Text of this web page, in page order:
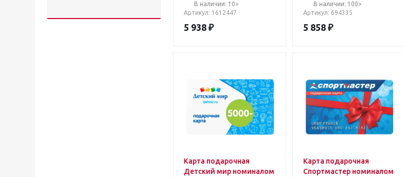
В наличии: 10>
Артикул: 1612447
5 938 ₽
В наличии: 100>
Артикул: 694335
5 858 ₽
Карта подарочная
Детский мир номиналом
Карта подарочная
Спортмастер номиналом